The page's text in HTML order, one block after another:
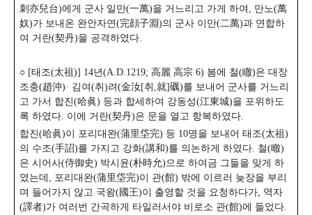
刺亦兒台)에게 군사 일만(一萬)을 거느리고 가게 하여, 만노(萬
奴)가 보내온 완안자연(完顔子淵)의 군사 이만(二萬)과 연합하
여 거란(契丹)을 공격하였다.
○ [태조(太祖)] 14년(A.D.1219; 高麗 高宗 6) 봄에 철(瞮)은 대장
조충(趙沖)· 김여(취)려(金汝[취,就]礪)를 보내어 군사를 거느리
고 가서 합진(哈眞) 등과 합세하여 강동성(江東城)을 포위하도
록 하였다. 이에 거란(契丹)은 문을 열고 항복하였다.
합진(哈眞)이 포리대완(蒲里垈完) 등 10명을 보내어 태조(太祖)
의 수조(手詔)를 가지고 강화(講和)를 의논하게 하였다. 철(㬚)
은 시어사(侍御史) 박시윤(朴時允)으로 하여금 그들을 맞게 하
였는데, 포리대완(蒲里垈完)이 관(館) 밖에 이르러 늦장을 부리
며 들어가지 않고 국왕(國王)이 출영할 것을 요청하다가, 역자
(譯者)가 여러번 간곡하게 타일러서야 비로소 관(館)에 들었다.